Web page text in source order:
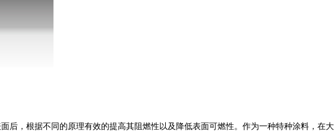
，根据不同的原理有效的提高其阻燃性以及降低表面可燃性。作为一种特种涂料，在大